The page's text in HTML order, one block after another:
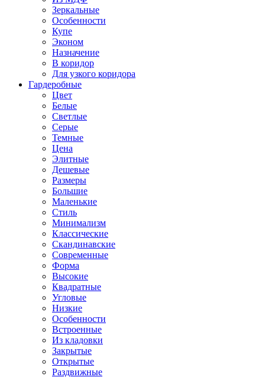
Зеркальные
Особенности
Купе
Эконом
Назначение
В коридор
Для узкого коридора
Гардеробные
Цвет
Белые
Светлые
Серые
Темные
Цена
Элитные
Дешевые
Размеры
Большие
Маленькие
Стиль
Минимализм
Классические
Скандинавские
Современные
Форма
Высокие
Квадратные
Угловые
Низкие
Особенности
Встроенные
Из кладовки
Закрытые
Открытые
Раздвижные